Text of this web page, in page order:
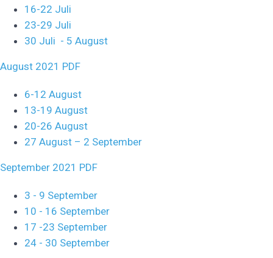
16-22 Juli
23-29 Juli
30 Juli - 5 August
August 2021 PDF
6-12 August
13-19 August
20-26 August
27 August – 2 September
September 2021 PDF
3 - 9 September
10 - 16 September
17 -23 September
24 - 30 September